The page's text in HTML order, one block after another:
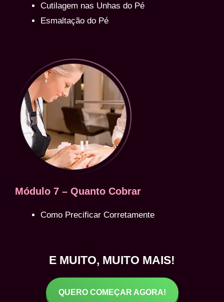
Cutilagem nas Unhas do Pé
Esmaltação do Pé
Módulo 7 – Quanto Cobrar
Como Precificar Corretamente
E MUITO, MUITO MAIS!
QUERO COMEÇAR AGORA!